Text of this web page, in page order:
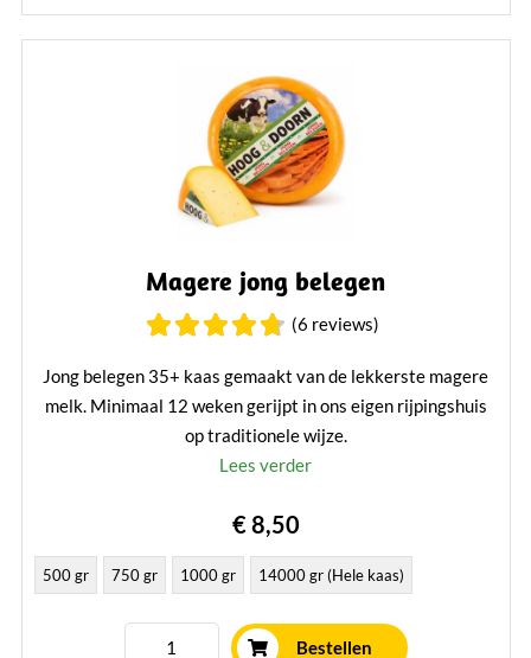
Magere jong belegen
(6 reviews)
Jong belegen 35+ kaas gemaakt van de lekkerste magere
melk. Minimaal 12 weken gerijpt in ons eigen rijpingshuis
op traditionele wijze.
Lees verder
€ 8,50
500 gr 750 gr 1000 gr 14000 gr (Hele kaas)
Bestellen